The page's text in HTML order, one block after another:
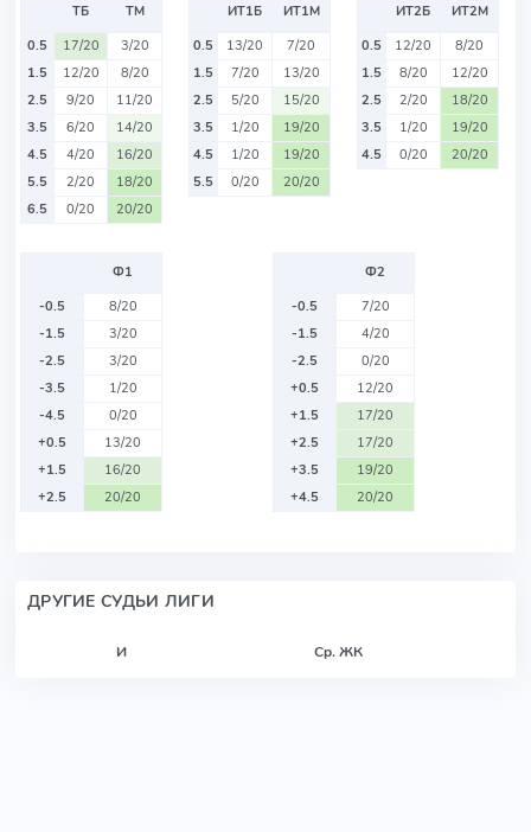
ТБ
ТМ
0.5
17/20
3/20
1.5
12/20
8/20
2.5
9/20
11/20
3.5
6/20
14/20
4.5
4/20
16/20
5.5
2/20
18/20
6.5
0/20 20/20
ИТ1Б
ИТ1М
0.5
13/20
7/20
1.5
7/20
13/20
2.5
5/20
15/20
3.5
1/20
19/20
4.5
1/20
19/20
5.5
0/20 20/20
ИТ2Б
ИТ2М
0.5
12/20
8/20
1.5
8/20
12/20
2.5
2/20
18/20
3.5
1/20
19/20
4.5
0/20 20/20
Ф1
-0.5
8/20
-1.5
3/20
-2.5
3/20
-3.5
1/20
-4.5
0/20
+0.5
13/20
+1.5
16/20
+2.5
20/20
Ф2
-0.5
7/20
-1.5
4/20
-2.5
0/20
+0.5
12/20
+1.5
17/20
+2.5
17/20
+3.5
19/20
+4.5
20/20
ДРУГИЕ СУДЬИ ЛИГИ
И Ср. ЖК